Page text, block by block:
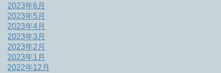
2023年6月
2023年5月
2023年4月
2023年3月
2023年2月
2023年1月
2022年12月